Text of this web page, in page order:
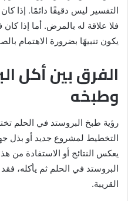
التفسير ليس دقيقًا دائمًا. إذا
فلا علاقة له بالمرض. أما إذا
يكون تنبيهًا بضرورة الاهتمام
الفرق بين أكل
وطبخه
رؤية طبخ البروستد في الحلم
التخطيط لمشروع جديد أو بذل
يعكس النتائج أو الاستفادة من
البروستد في الحلم ثم يأكله،
القريبة.